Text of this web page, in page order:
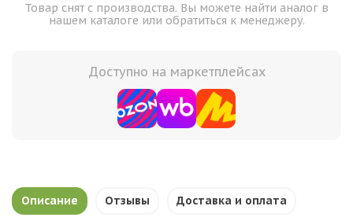
Товар снят с производства. Вы можете найти аналог в
нашем каталоге или обратиться к менеджеру.
Доступно на маркетплейсах
Описание Отзывы Доставка и оплата